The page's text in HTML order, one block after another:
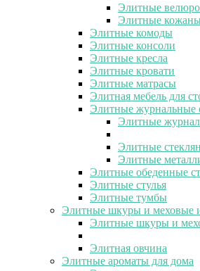
Элитные
Элитные
Элитные комоды
Элитные консоли
Элитные кресла
Элитные кровати
Элитные матрасы
Элитная мебель для
Элитные журнальные
Элитные
Элитные
Элитные
Элитные обеденные
Элитные стулья
Элитные тумбы
Элитные шкуры и меховые
Элитные шкуры и
Элитная овчина
Элитные ароматы для дома